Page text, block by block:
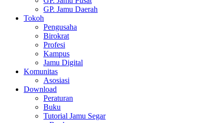
GP. Jamu Daerah
Tokoh
Pengusaha
Birokrat
Profesi
Kampus
Jamu Digital
Komunitas
Asosiasi
Download
Peraturan
Buku
Tutorial Jamu Segar